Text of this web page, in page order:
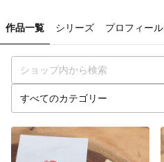
作品一覧 シリーズ プロフィール